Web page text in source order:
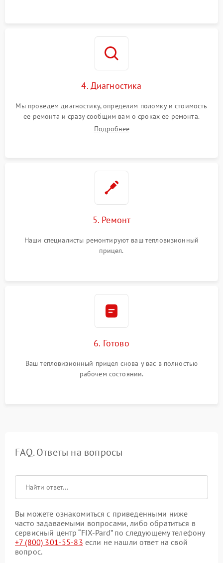
4. Диагностика
Мы проведем диагностику, определим поломку и стоимость
ее ремонта и сразу сообщим вам о сроках ее ремонта.
Подробнее
5. Ремонт
Наши специалисты ремонтируют ваш тепловизионный
прицел.
6. Готово
Ваш тепловизионный прицел снова у вас в полностью
рабочем состоянии.
FAQ. Ответы на вопросы
Вы можете ознакомиться с приведенными ниже
часто задаваемыми вопросами, либо обратиться в
сервисный центр “FIX-Pard” по следующему телефону
+7 (800) 301-55-83 если не нашли ответ на свой
вопрос.